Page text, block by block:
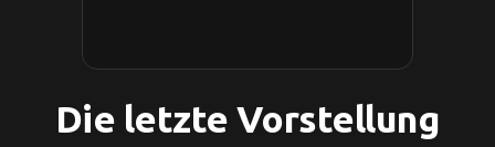
Die letzte Vorstellung